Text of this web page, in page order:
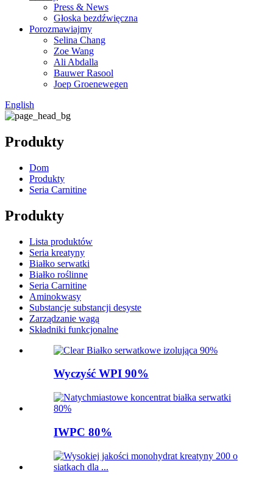
Press & News
Głoska bezdźwięczna
Porozmawiajmy
Selina Chang
Zoe Wang
Ali Abdalla
Bauwer Rasool
Joep Groenewegen
English
Produkty
Dom
Produkty
Seria Carnitine
Produkty
Lista produktów
Seria kreatyny
Białko serwatki
Białko roślinne
Seria Carnitine
Aminokwasy
Substancje substancji desyste
Zarządzanie wagą
Składniki funkcjonalne
Wyczyść WPI 90%
IWPC 80%